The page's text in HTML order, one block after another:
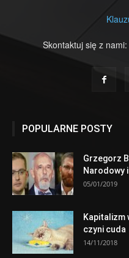
Skontaktuj się z nami:
POPULARNE POSTY
Grzegorz
Narodowy
05/01/2019
czyni cuda
14/11/2018